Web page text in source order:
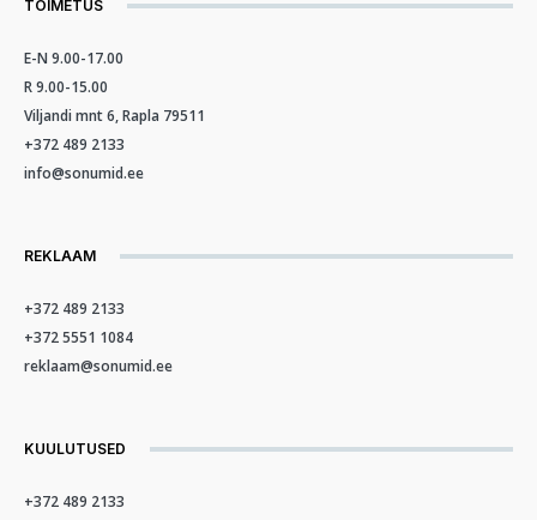
TOIMETUS
E-N 9.00-17.00
R 9.00-15.00
Viljandi mnt 6, Rapla 79511
+372 489 2133
info@sonumid.ee
REKLAAM
+372 489 2133
+372 5551 1084
reklaam@sonumid.ee
KUULUTUSED
+372 489 2133